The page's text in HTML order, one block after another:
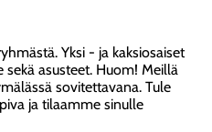
Yksi - ja kaksiosaiset
asusteet. Huom! Meillä
sovitettavana. Tule
ja tilaamme sinulle